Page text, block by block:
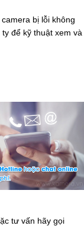
bị lỗi không
để kỹ thuật xem và
tư vấn hãy gọi